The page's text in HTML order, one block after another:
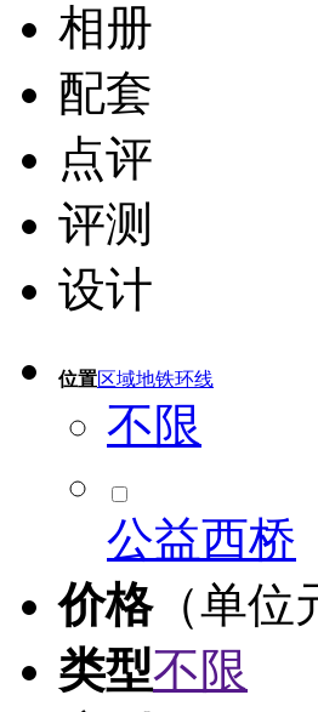
相册
配套
点评
评测
设计
位置区域地铁环线
不限
公益西桥
价格（单位
类型不限